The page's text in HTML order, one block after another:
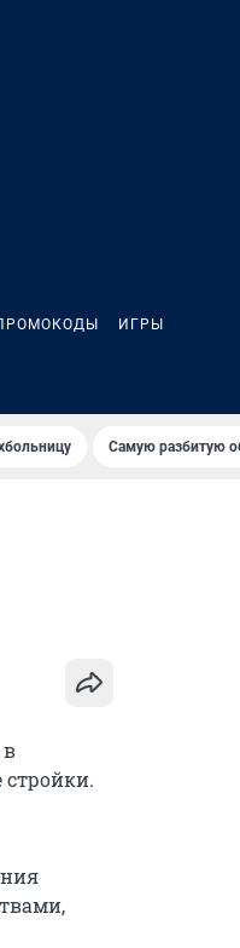
ИГРЫ
Самую разбитую
в